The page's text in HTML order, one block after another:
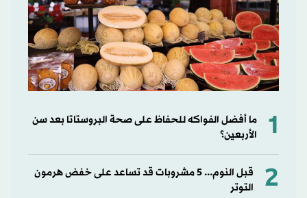
1
ما أفضل الفواكه للحفاظ على صحة البروستاتا بعد سن
الأربعين؟
2
قبل النوم... 5 مشروبات قد تساعد على خفض هرمون
التوتر